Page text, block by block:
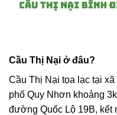
Cầu Thị Nại ở đâu?
Cầu Thị Nại tọa lạc tại
phố Quy Nhơn khoảng
đường Quốc Lộ 19B, kết